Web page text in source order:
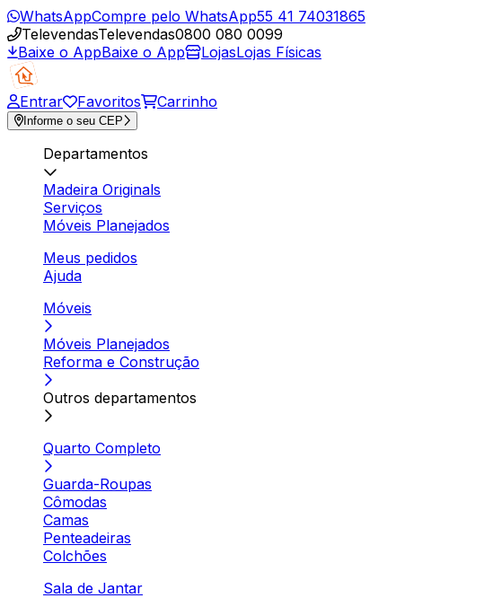
WhatsAppCompre pelo WhatsApp55 41 74031865
TelevendasTelevendas0800 080 0099
Baixe o AppBaixe o App LojasLojas Físicas
Entrar Favoritos Carrinho
Informe o seu CEP
Departamentos
Madeira Originals
Serviços
Móveis Planejados
Meus pedidos
Ajuda
Móveis
Móveis Planejados
Reforma e Construção
Outros departamentos
Quarto Completo
Guarda-Roupas
Cômodas
Camas
Penteadeiras
Colchões
Sala de Jantar